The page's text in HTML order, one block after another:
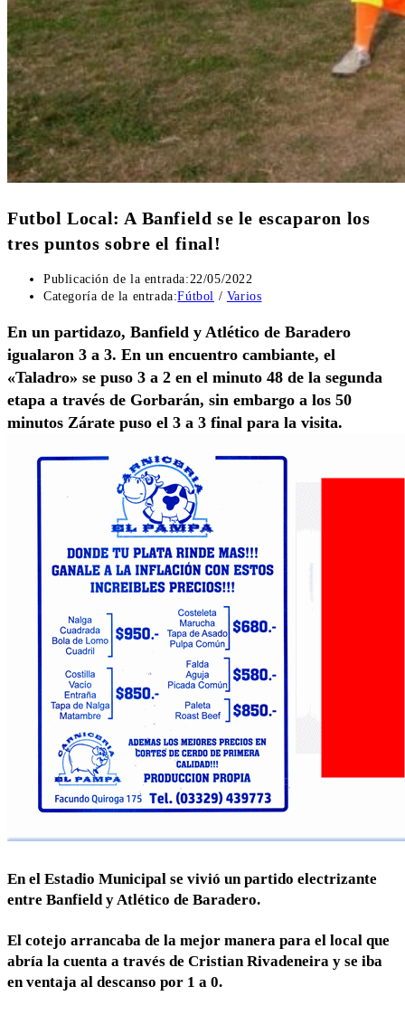
Futbol Local: A Banfield se le escaparon los
tres puntos sobre el final!
Publicación de la entrada:22/05/2022
Categoría de la entrada:Fútbol / Varios
En un partidazo, Banfield y Atlético de Baradero
igualaron 3 a 3. En un encuentro cambiante, el
«Taladro» se puso 3 a 2 en el minuto 48 de la segunda
etapa a través de Gorbarán, sin embargo a los 50
minutos Zárate puso el 3 a 3 final para la visita.
En el Estadio Municipal se vivió un partido electrizante
entre Banfield y Atlético de Baradero.
El cotejo arrancaba de la mejor manera para el local que
abría la cuenta a través de Cristian Rivadeneira y se iba
en ventaja al descanso por 1 a 0.